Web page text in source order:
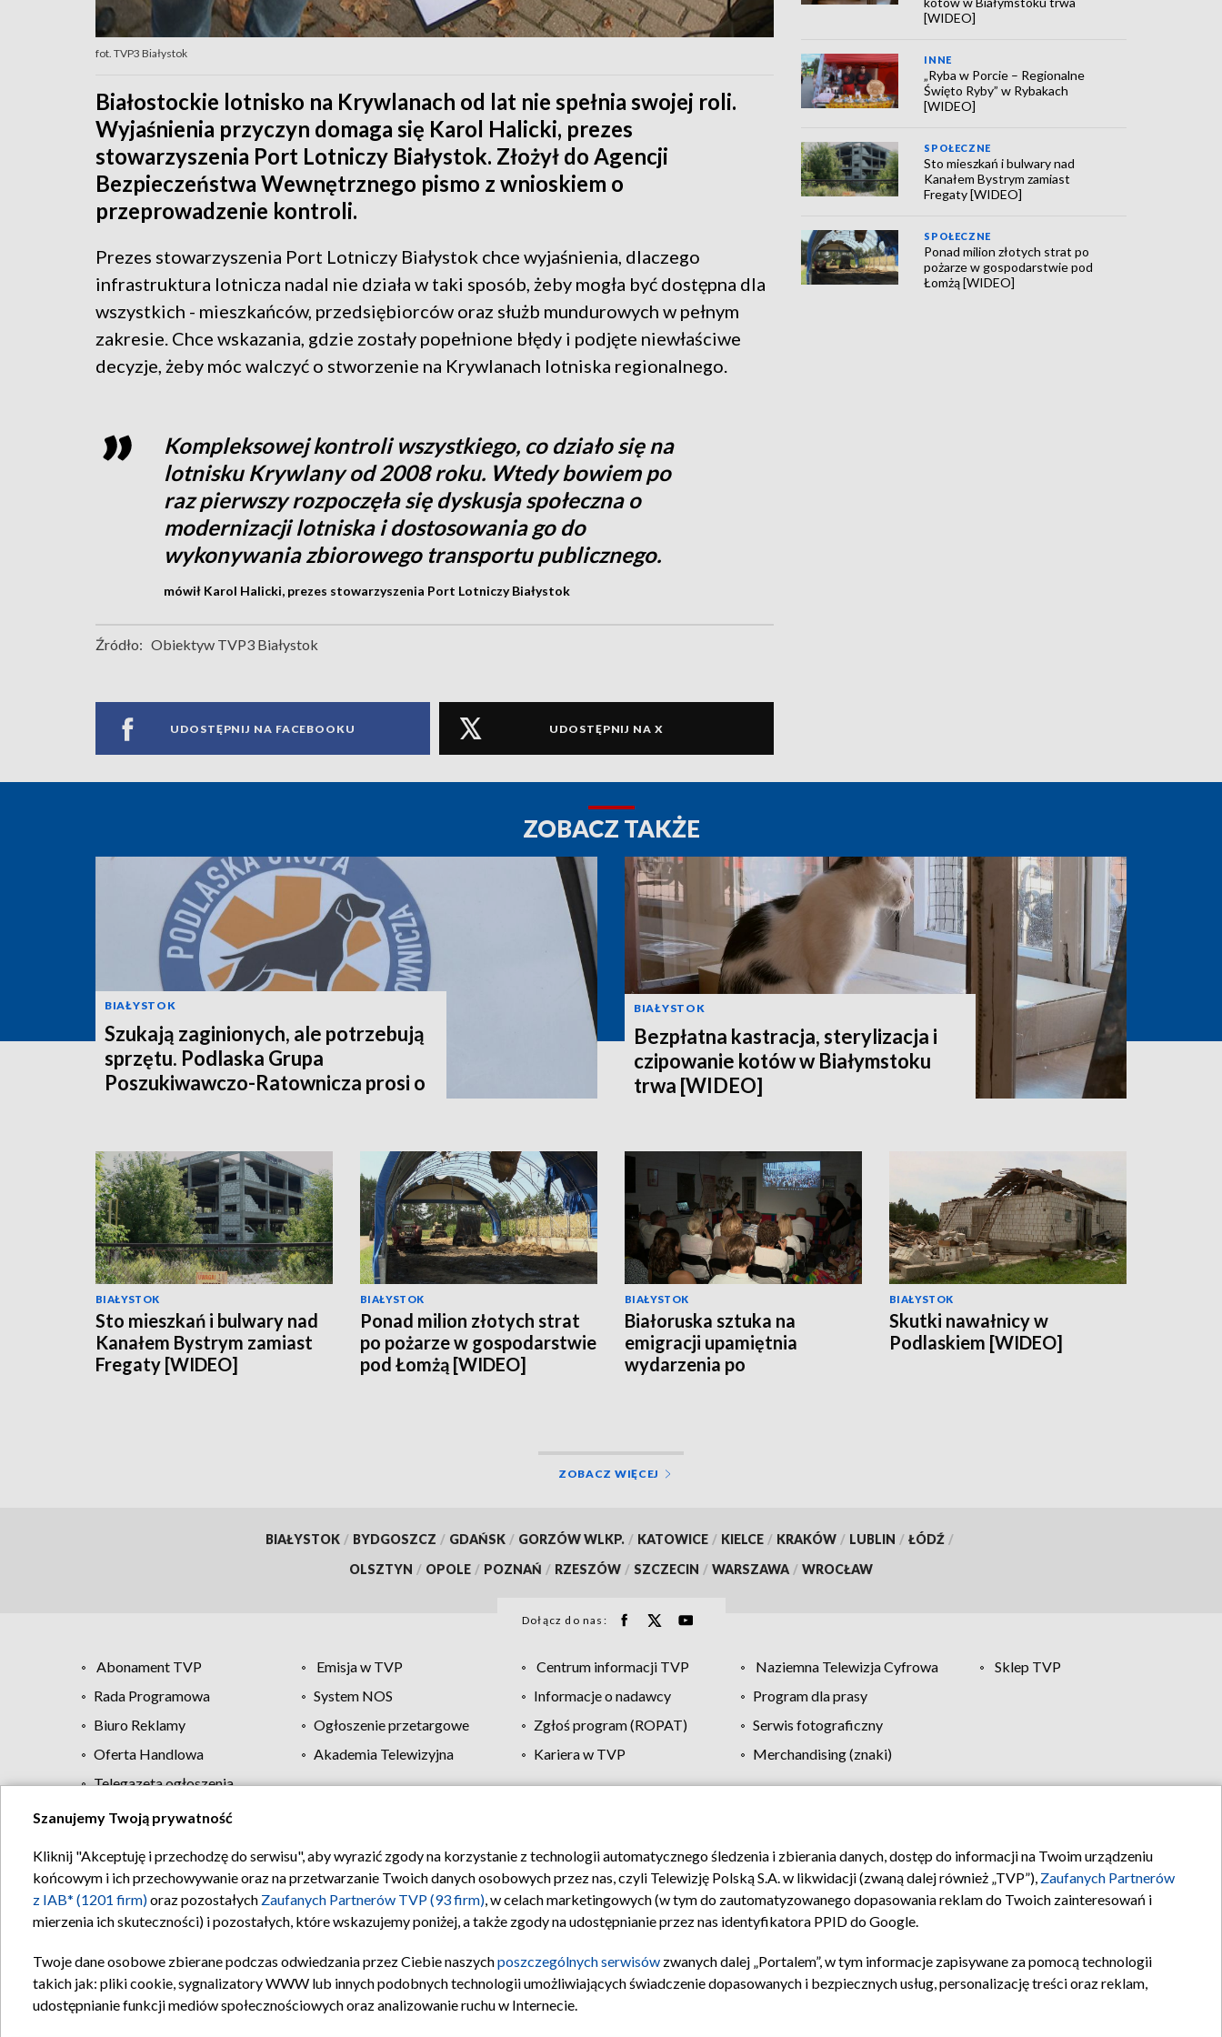
fot. TVP3 Białystok
Białostockie lotnisko na Krywlanach od lat nie spełnia swojej roli.
Wyjaśnienia przyczyn domaga się Karol Halicki, prezes
stowarzyszenia Port Lotniczy Białystok. Złożył do Agencji
Bezpieczeństwa Wewnętrznego pismo z wnioskiem o
przeprowadzenie kontroli.
Prezes stowarzyszenia Port Lotniczy Białystok chce wyjaśnienia, dlaczego
infrastruktura lotnicza nadal nie działa w taki sposób, żeby mogła być dostępna dla
wszystkich - mieszkańców, przedsiębiorców oraz służb mundurowych w pełnym
zakresie. Chce wskazania, gdzie zostały popełnione błędy i podjęte niewłaściwe
decyzje, żeby móc walczyć o stworzenie na Krywlanach lotniska regionalnego.
Kompleksowej kontroli wszystkiego, co działo się na
lotnisku Krywlany od 2008 roku. Wtedy bowiem po
raz pierwszy rozpoczęła się dyskusja społeczna o
modernizacji lotniska i dostosowania go do
wykonywania zbiorowego transportu publicznego.
mówił Karol Halicki, prezes stowarzyszenia Port Lotniczy Białystok
Źródło: Obiektyw TVP3 Białystok
UDOSTĘPNIJ NA FACEBOOKU UDOSTĘPNIJ NA X
[WIDEO]
INNE
„Ryba w Porcie – Regionalne
Święto Ryby” w Rybakach
[WIDEO]
SPOŁECZNE
Sto mieszkań i bulwary nad
Kanałem Bystrym zamiast
Fregaty [WIDEO]
SPOŁECZNE
Ponad milion złotych strat po
pożarze w gospodarstwie pod
Łomżą [WIDEO]
ZOBACZ TAKŻE
BIAŁYSTOK
Szukają zaginionych, ale potrzebują
sprzętu. Podlaska Grupa
Poszukiwawczo-Ratownicza prosi o
BIAŁYSTOK
Bezpłatna kastracja, sterylizacja i
czipowanie kotów w Białymstoku
trwa [WIDEO]
BIAŁYSTOK
Sto mieszkań i bulwary nad
Kanałem Bystrym zamiast
Fregaty [WIDEO]
BIAŁYSTOK
Ponad milion złotych strat
po pożarze w gospodarstwie
pod Łomżą [WIDEO]
BIAŁYSTOK
Białoruska sztuka na
emigracji upamiętnia
wydarzenia po
BIAŁYSTOK
Skutki nawałnicy w
Podlaskiem [WIDEO]
ZOBACZ WIĘCEJ
BIAŁYSTOK / BYDGOSZCZ / GDAŃSK / GORZÓW WLKP. / KATOWICE / KIELCE / KRAKÓW / LUBLIN / ŁÓDŹ /
OLSZTYN / OPOLE / POZNAŃ / RZESZÓW / SZCZECIN / WARSZAWA / WROCŁAW
Dołącz do nas:
Abonament TVP Emisja w TVP Centrum informacji TVP Naziemna Telewizja Cyfrowa
Sklep TVP
Rada Programowa
System NOS Informacje o nadawcy
Program dla prasy
Biuro Reklamy
Ogłoszenie przetargowe Zgłoś program (ROPAT)
Serwis fotograficzny
Oferta Handlowa
Akademia Telewizyjna Kariera w TVP
Merchandising (znaki)
Telegazeta ogłoszenia
Regulamin TVP Polityka prywatności Moje zgody Pomoc Biuro reklamy Kontakt
Szanujemy Twoją prywatność
Kliknij "Akceptuję i przechodzę do serwisu", aby wyrazić zgody na korzystanie z technologii automatycznego śledzenia i zbierania danych, dostęp do informacji na Twoim urządzeniu
końcowym i ich przechowywanie oraz na przetwarzanie Twoich danych osobowych przez nas, czyli Telewizję Polską S.A. w likwidacji (zwaną dalej również „TVP”), Zaufanych Partnerów
z IAB* (1201 firm)oraz pozostałych Zaufanych Partnerów TVP (93 firm), w celach marketingowych (w tym do zautomatyzowanego dopasowania reklam do Twoich zainteresowań i
mierzenia ich skuteczności) i pozostałych, które wskazujemy poniżej, a także zgody na udostępnianie przez nas identyfikatora PPID do Google.
Twoje dane osobowe zbierane podczas odwiedzania przez Ciebie naszychposzczególnych serwisów zwanych dalej „Portalem”, w tym informacje zapisywane za pomocą technologii
takich jak: pliki cookie, sygnalizatory WWW lub innych podobnych technologii umożliwiających świadczenie dopasowanych i bezpiecznych usług, personalizację treści oraz reklam,
udostępnianie funkcji mediów społecznościowych oraz analizowanie ruchu w Internecie.